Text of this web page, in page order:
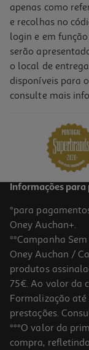
Ventoinha De Pé
59,99 €
Ventoinha De Pé
74.99 €/un
apenas como
e recolhas no
login e em
serão
o local de
disponíveis para
consulte mais
Informações
*para
Oney Auchan+.
**Campanha
Oney Auchan /
produtos
75€. Ao valor da
Formalização
prestações.
***O valor da
compra,